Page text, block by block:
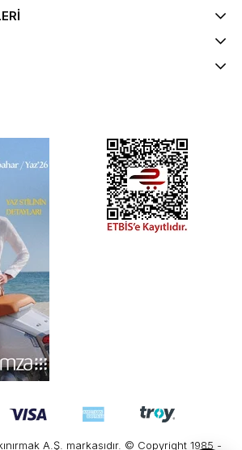
A.Ş. markasıdır. © Copyright 1985 -